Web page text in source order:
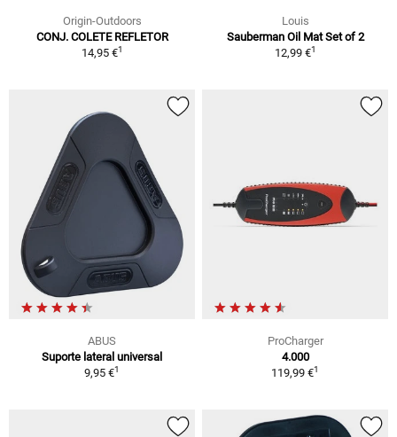
Origin-Outdoors
CONJ. COLETE REFLETOR
14,95 €1
Louis
Sauberman Oil Mat Set of 2
12,99 €1
ABUS
Suporte lateral universal
9,95 €1
ProCharger
4.000
119,99 €1